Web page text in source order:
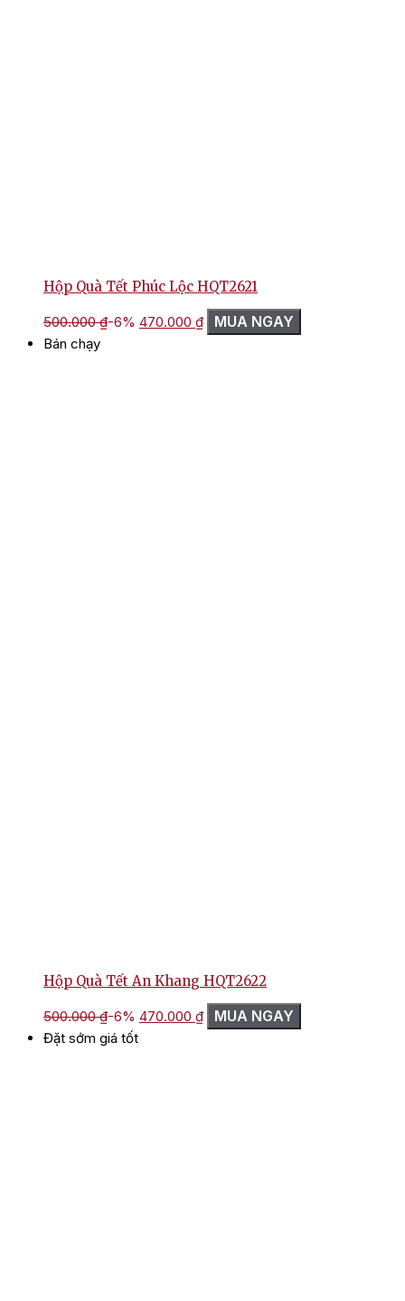
Hộp Quà Tết Phúc Lộc HQT2621
500.000₫-6% Giá
gốc
470.000 ₫Giá
hiện
MUA NGAY
Bán chạy
Hộp Quà Tết An Khang HQT2622
500.000₫-6% Giá
gốc
470.000 ₫Giá
hiện
MUA NGAY
Đặt sớm giá tốt